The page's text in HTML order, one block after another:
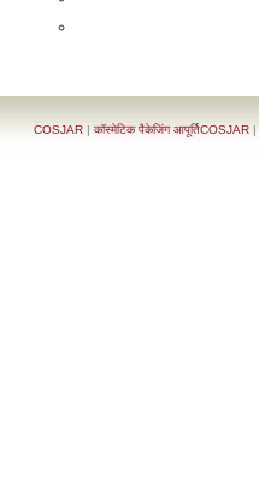
COSJAR |कॉस्मेटिक पैकेजिंग आपूर्तिCOSJAR |